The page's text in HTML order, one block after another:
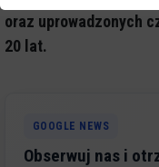
oraz uprowadzonych
20 lat.
GOOGLE NEWS
Obserwuj nas i